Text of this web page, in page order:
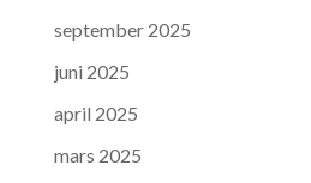
september 2025
juni 2025
april 2025
mars 2025